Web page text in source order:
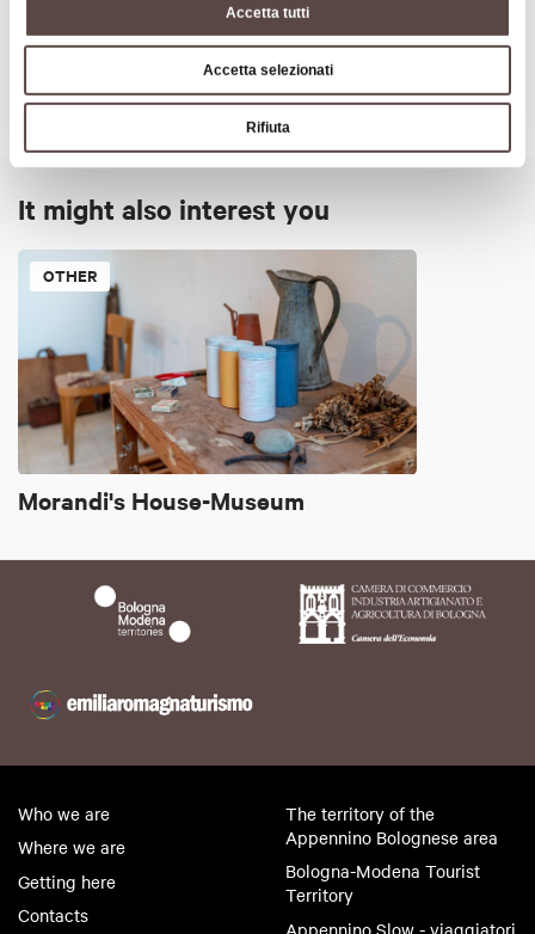
Accetta tutti
Accetta selezionati
Rifiuta
It might also interest you
OTHER
Morandi's House-Museum
Who we are
Where we are
Getting here
Contacts
The territory of the
Appennino Bolognese area
Bologna-Modena Tourist
Territory
Appennino Slow - viaggiatori